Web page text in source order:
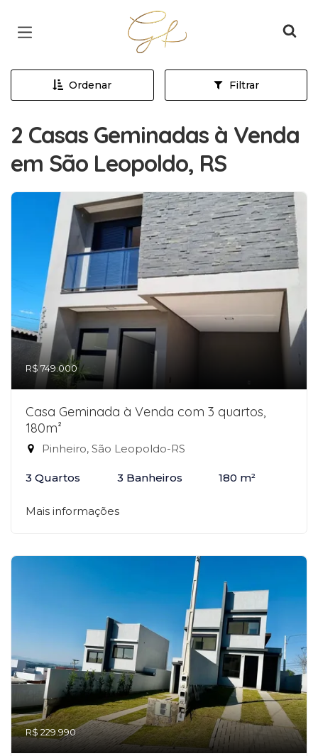
Página inicial
Ordenar Filtrar
2 Casas Geminadas à Venda
em São Leopoldo, RS
R$ 749.000
Casa Geminada à Venda com 3 quartos,
180m²
Pinheiro, São Leopoldo-RS
3 Quartos 3 Banheiros 180 m²
Mais informações
R$ 229.990